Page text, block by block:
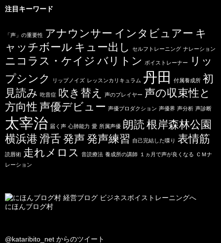
注目キーワード
「声」の重要性 アナウンサー インタビュアー キ
ャッチボール キュー出し セルフトレーニング ナレーション
ニコラス・ケイジ バリトン ボイストレーナー
リッ
プシンク
リップノイズ レッスンカリキュラム 丹田 付属養成所 初
見読み 吃音症 吹き替え 声のプレイヤー 声の収束性と
方向性 声優デビュー 声優プロダクション 声優界 声分析 声診断
太宰治 届く声 心肺能力 愛 所属声優 朗読根岸森林公園
横浜港 滑舌 発声 発声練習 自己完結した喋り 表情筋
読唇術 走れメロス 音読療法 養成所の講師 １ヵ月で声が良くなる ＣＭナ
レーション
にほんブログ村
@kataribito_net からのツイート